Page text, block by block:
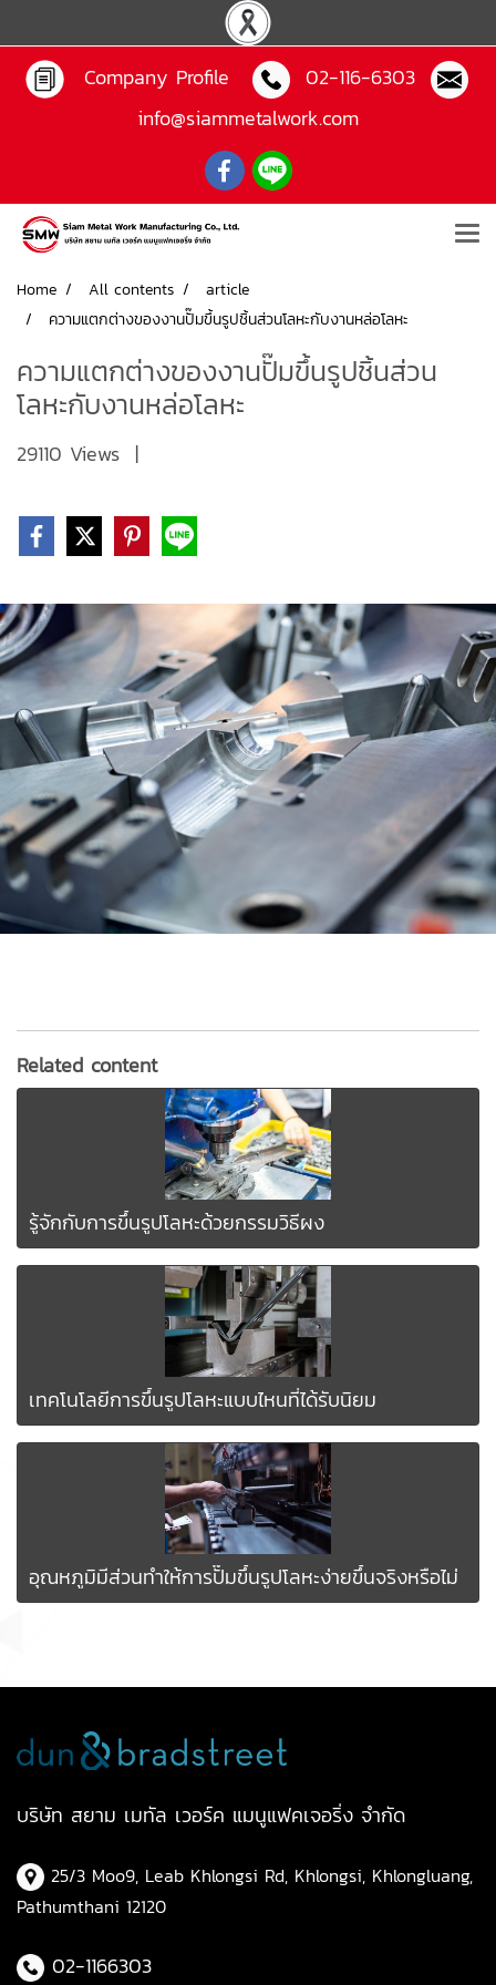
Company Profile
02-116-6303
info@siammetalwork.com
Home All contents
article
ความแตกต่างของงานปั๊มขึ้นรูปชิ้นส่วนโลหะกับงานหล่อโลหะ
ความแตกต่างของงานปั๊มขึ้นรูปชิ้นส่วน
โลหะกับงานหล่อโลหะ
29110 Views |
Related content
รู้จักกับการขึ้นรูปโลหะด้วยกรรมวิธีผง
เทคโนโลยีการขึ้นรูปโลหะแบบไหนที่ได้รับนิยม
อุณหภูมิมีส่วนทำให้การปั๊มขึ้นรูปโลหะง่ายขึ้นจริงหรือไม่
บริษัท สยาม เมทัล เวอร์ค แมนูแฟคเจอริ่ง จำกัด
25/3 Moo9, Leab Khlongsi Rd, Khlongsi, Khlongluang,
Pathumthani 12120
02-1166303